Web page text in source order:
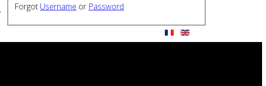
Forgot Username or Password